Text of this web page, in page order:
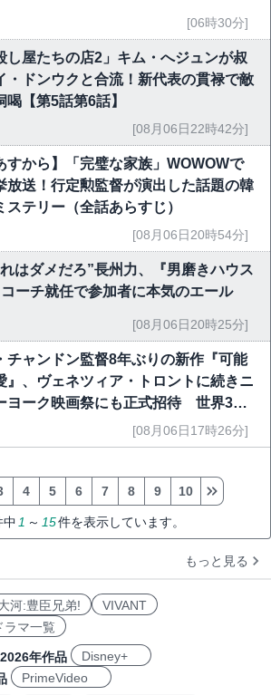
[06時30分]
し屋たちの店2」キム・へジュンが叔
・ドンウクと合流！新代表の貫禄で敵
喝【第5話第6話】
[08月06日22時42分]
すから】「完璧な家族」WOWOWで
放送！行定勲監督が演出した話題の韓
ステリー（全話あらすじ）
[08月06日20時54分]
はダメだろ”長州力、『男磨きハウス
ーチ就任で参加者に本気のエール
[08月06日20時25分]
チャンドン監督8年ぶりの新作『可能
』、ヴェネツィア・トロントに続きニ
ヨーク映画祭にも正式招待 世界3大
祭で快挙｜Netflix映画[08月06日17時26分]
中 1 ～ 15件を表示しています。
4 5 6 7 8 9 10
もっと見る
河:豊臣兄弟!
VIVANT
ラマ一覧
年作品
Disney+
PrimeVideo